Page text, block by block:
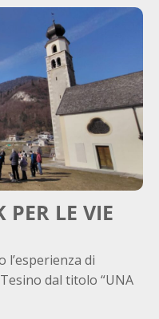
LE VIE
l’esperienza di
dal titolo “UNA